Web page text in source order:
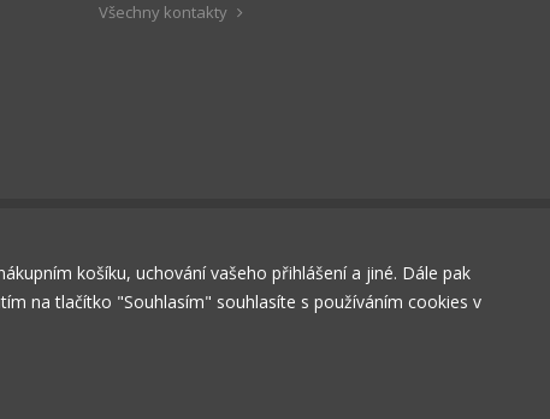
Všechny kontakty
PRÁZDNÝ
košíku, uchování vašeho přihlášení a jiné. Dále pak
na tlačítko "Souhlasím" souhlasíte s používáním cookies v